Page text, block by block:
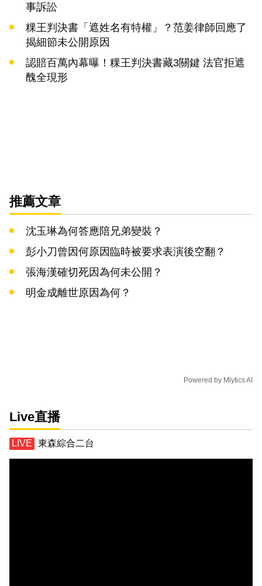
事訴訟
粿王判決書「遮姓名有特權」？范姜律師回應了
揭細節未公開原因
認賠百萬內幕曝！粿王判決書藏3關鍵 法官拒遮
醜全現形
推薦文章
沈玉琳為何答應陪兄弟變裝？
彭小刀曾因何原因臨時被要求表演後空翻？
張海漢確切死因為何未公開？
明金成離世原因為何？
Powered by Mlytics AI
Live直播
東森綜合二台